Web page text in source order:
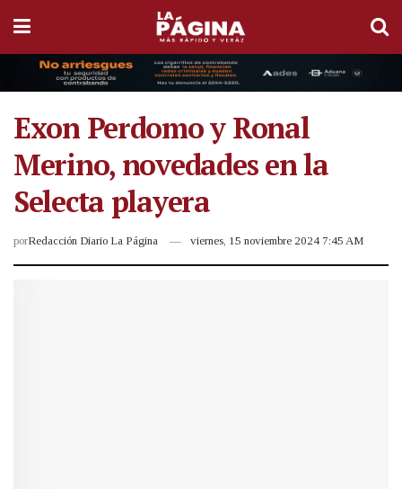
Exon Perdomo y Ronal
Merino, novedades en la
Selecta playera
porRedacción Diario La Página viernes, 15 noviembre 2024 7:45 AM